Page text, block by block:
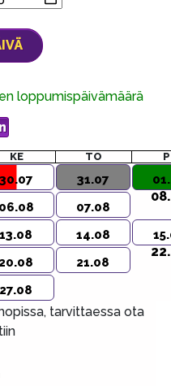
loppumispäivämäärä
KE TO
30.07 31.07
06.08 07.08
13.08 14.08
20.08 21.08
27.08
tarvittaessa ota